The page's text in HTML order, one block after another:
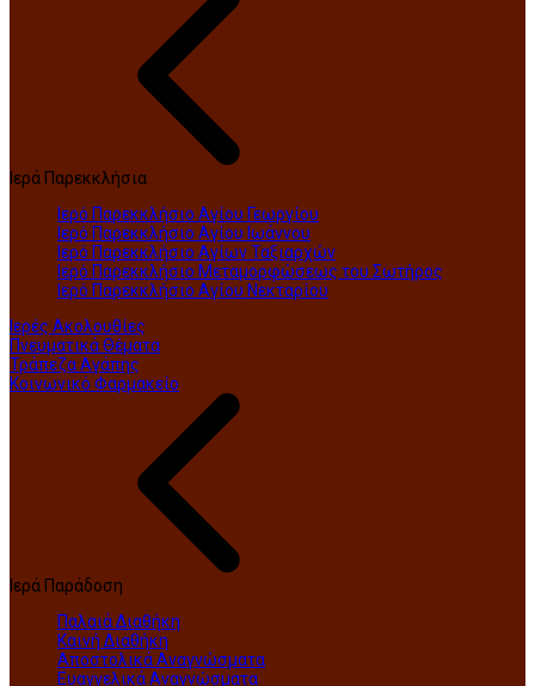
Ιερά Παρεκκλήσια
Ιερό Παρεκκλήσιο Αγίου Γεωργίου
Ιερό Παρεκκλήσιο Αγίου Ιωάννου
Ιερό Παρεκκλήσιο Αγίων Ταξιαρχών
Ιερό Παρεκκλήσιο Μεταμορφώσεως του Σωτήρος
Ιερό Παρεκκλήσιο Αγίου Νεκταρίου
Ιερές Ακολουθίες
Πνευματικά Θέματα
Τράπεζα Αγάπης
Κοινωνικό Φαρμακείο
Ιερά Παράδοση
Παλαιά Διαθήκη
Καινή Διαθήκη
Αποστολικά Αναγνώσματα
Ευαγγελικά Αναγνώσματα